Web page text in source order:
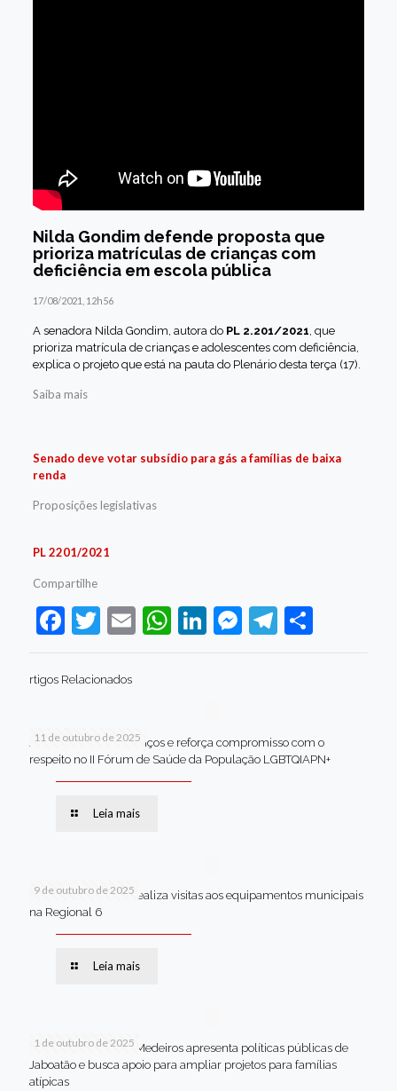
Nilda Gondim defende proposta que
prioriza matrículas de crianças com
deficiência em escola pública
17/08/2021, 12h56
A senadora Nilda Gondim, autora do PL 2.201/2021, que
prioriza matrícula de crianças e adolescentes com deficiência,
explica o projeto que está na pauta do Plenário desta terça (17).
Saiba mais
Senado deve votar subsídio para gás a famílias de baixa
renda
Proposições legislativas
PL 2201/2021
Compartilhe
Facebook
Twitter
EmailWhatsApp
LinkedIn
Messenger
Telegram
Share
rtigos Relacionados
11 de outubro de 2025
Jaboatão celebra avanços e reforça compromisso com o
respeito no II Fórum de Saúde da População LGBTQIAPN+
Leia mais
9 de outubro de 2025
Van dos secretários realiza visitas aos equipamentos municipais
na Regional 6
Leia mais
1 de outubro de 2025
Em Brasília, Andréa Medeiros apresenta políticas públicas de
Jaboatão e busca apoio para ampliar projetos para famílias
atípicas